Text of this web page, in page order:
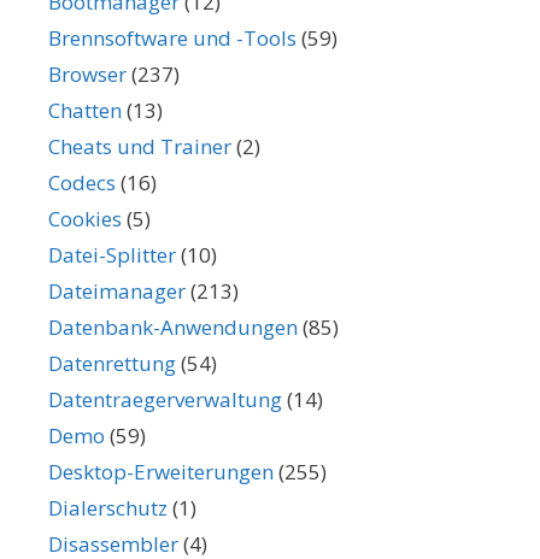
Brennsoftware und -Tools (59)
Browser(237)
Chatten(13)
Cheats und Trainer(2)
Codecs (16)
Cookies (5)
Datei-Splitter(10)
Dateimanager(213)
Datenbank-Anwendungen(85)
Datenrettung(54)
Datentraegerverwaltung(14)
Demo (59)
Desktop-Erweiterungen(255)
Dialerschutz (1)
Disassembler(4)